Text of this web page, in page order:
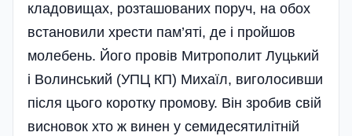
кладовищах, розташованих поруч, на обох
встановили хрести пам’яті, де і пройшов
молебень. Його провів Митрополит Луцький
і Волинський (УПЦ КП) Михаїл, виголосивши
після цього коротку промову. Він зробив свій
висновок хто ж винен у семидесятилітній